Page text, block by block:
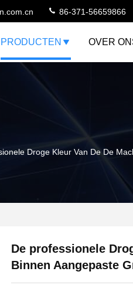
86-371-56659866
PRODUCTEN OVER
Droge Kleur Van De De
De professionele
Binnen Aangepaste